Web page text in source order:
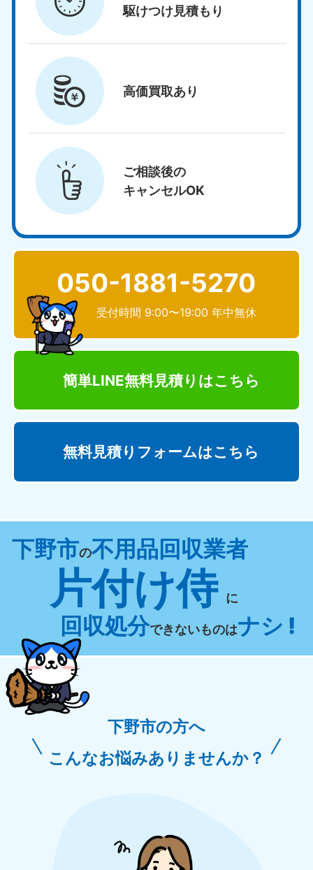
駆けつけ見積もり
高価買取あり
ご相談後の
キャンセルOK
050-1881-5270
受付時間 9:00〜19:00 年中無休
簡単LINE無料見積り はこちら
無料見積りフォームはこちら
下野市の不用品回収業者
片付け侍 に
回収処分できないものはナシ !
下野市の方へ
こんなお悩みありませんか？